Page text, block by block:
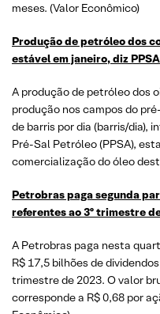
meses. (Valor Econômico)
Produção de petróleo dos
estável em janeiro, diz PPSA
A produção de petróleo dos
produção nos campos do
de barris por dia (barris/dia),
Pré-Sal Petróleo (PPSA),
comercialização do óleo
Petrobras paga segunda
referentes ao 3º trimestre
A Petrobras paga nesta
R$ 17,5 bilhões de
trimestre de 2023. O valor
corresponde a R$ 0,68 por